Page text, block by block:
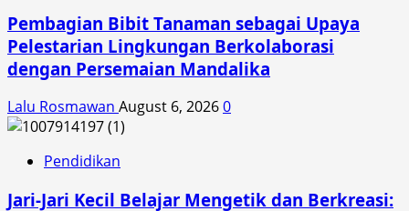
Pembagian Bibit Tanaman sebagai Upaya
Pelestarian Lingkungan Berkolaborasi
dengan Persemaian Mandalika
Lalu Rosmawan August 6, 20260
Pendidikan
Jari-Jari Kecil Belajar Mengetik dan Berkreasi: